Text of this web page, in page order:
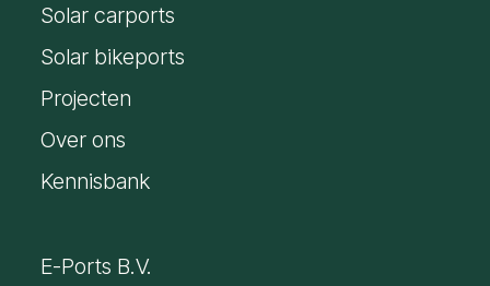
*
E-
mailadres
Solar carports
Solar bikeports
Projecten
Over ons
Kennisbank
E-Ports B.V.